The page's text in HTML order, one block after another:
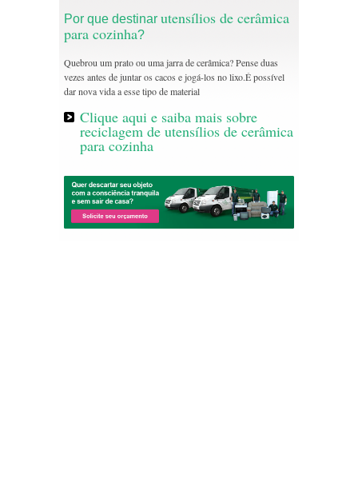
Por que destinar utensílios de cerâmica
para cozinha?
Quebrou um prato ou uma jarra de cerâmica? Pense duas
vezes antes de juntar os cacos e jogá-los no lixo.É possível
dar nova vida a esse tipo de material
Clique aqui e saiba mais sobre
reciclagem de utensílios de cerâmica
para cozinha